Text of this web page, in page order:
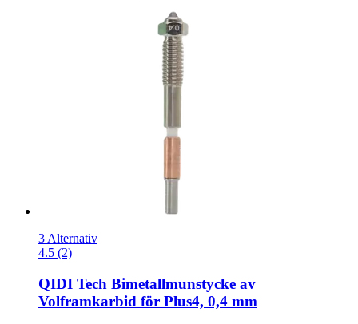
3 Alternativ
4.5 (2)
QIDI Tech Bimetallmunstycke av
Volframkarbid för Plus4, 0,4 mm